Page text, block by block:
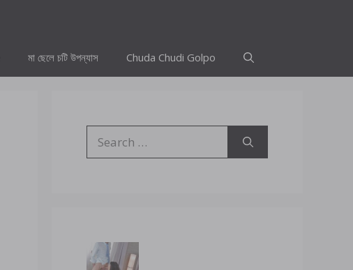
মা ছেলে চটি উপন্যাস Chuda Chudi Golpo
for: